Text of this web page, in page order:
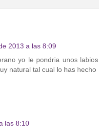
2013 a las 8:09
yo le pondria unos labios
natural tal cual lo has hecho
las 8:10